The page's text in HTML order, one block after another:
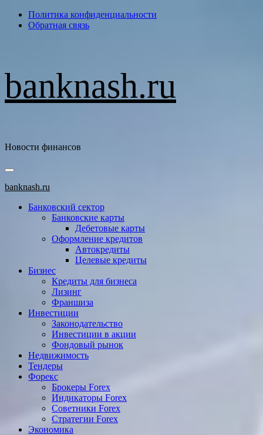
ПерейтиПолитика конфиденциальности
Обратная связь
banknash.ru
Новости финансов
Основное
меню
banknash.ru
Банковский сектор
Банковские карты
Дебетовые карты
Оформление кредитов
Автокредиты
Целевые кредиты
Бизнес
Кредиты для бизнеса
Лизинг
Франшиза
Инвестиции
Законодательство
Инвестиции в акции
Фондовый рынок
Недвижимость
Тендеры
Форекс
Брокеры Forex
Индикаторы Forex
Советники Forex
Стратегии Forex
Экономика